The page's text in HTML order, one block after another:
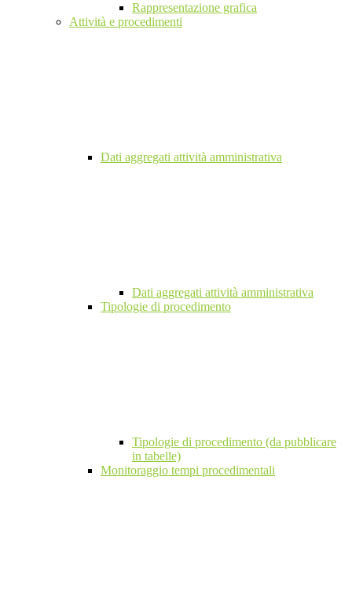
Rappresentazione grafica
Attività e procedimenti
Dati aggregati attività amministrativa
Dati aggregati attività amministrativa
Tipologie di procedimento
Tipologie di procedimento (da pubblicare
in tabelle)
Monitoraggio tempi procedimentali